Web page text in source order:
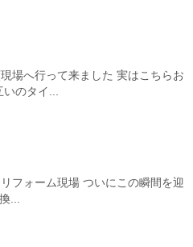
場へ行って来ました 実はこちらお
のタイ...
フォーム現場 ついにこの瞬間を迎
...